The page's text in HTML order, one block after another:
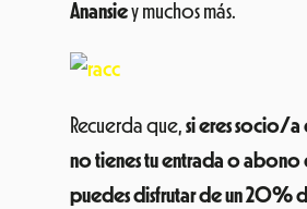
Anansiey muchos más.
Recuerda que, si eres socio/a
no tienes tu entrada o abono
puedes disfrutar de un 20%